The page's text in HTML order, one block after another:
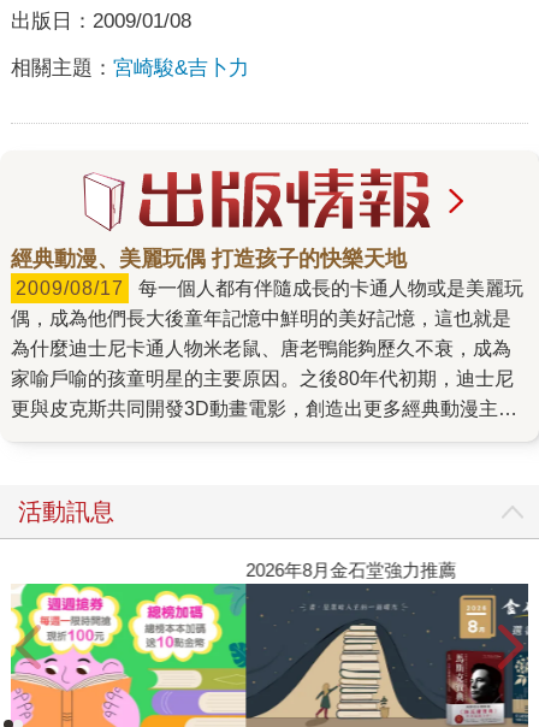
出版日： 2009/01/08
相關主題： 宮崎駿&吉卜力
經典動漫、美麗玩偶 打造孩子的快樂天地
2009/08/17
偶，成為他們長大後童年記憶中鮮明的美好記憶，這也就是
為什麼迪士尼卡通人物米老鼠、唐老鴨能夠歷久不衰，成為
家喻戶喻的孩童明星的主要原因。之後80年代初期，迪士尼
更與皮克斯共同開發3D動畫電影，創造出更多經典動漫主
孩的童年玩伴。 近日，這些打造孩子快樂泉源的經典動漫玩
具及美麗芭比娃娃創造者，也紛紛出書暢談他們成功的幕後
故事。《皮克斯傳奇》（時周文化）在講述一群原本失業的
電腦動畫狂，如何造就出創意蓬勃的動畫電影公司。早在
1980年代初期，皮克斯還只是盧卡斯電影旗下的特效部門，
而後靠著動畫天才約翰．拉薩特與眼光獨到的企業家史帝
夫．賈伯斯，製作出「玩具總動員」「海底總動員」等叫好
叫座電影，為動畫電影立下新的里程碑，創造74億美元的經
活動訊息
閱讀漫遊錄-2026上半年暢銷榜